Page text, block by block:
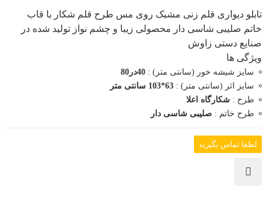
تابلو دیواری قلم زنی مشبک روی مس طرح قلم شکار با قاب
خاتم صلیبی شاسی دار محصولی زیبا و چشم نواز تولید شده در
صنایع دستی زاوش
ویژگی ها
سایز شیشه خور (سانتی متر) : 40در80
سایز اثر (سانتی متر) : 63*103 سانتی متر
طرح : شکارگاه اعلا
طرح خاتم : صلیبی شاسی دار
لطفا تماس بگیرید